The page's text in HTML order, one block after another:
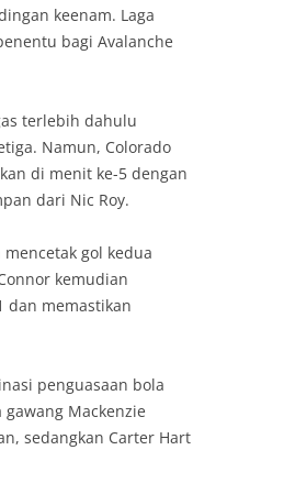
keenam. Laga
bagi Avalanche
terlebih dahulu
Namun, Colorado
di menit ke-5 dengan
dari Nic Roy.
gol kedua
kemudian
dan memastikan
penguasaan bola
Mackenzie
sedangkan Carter Hart